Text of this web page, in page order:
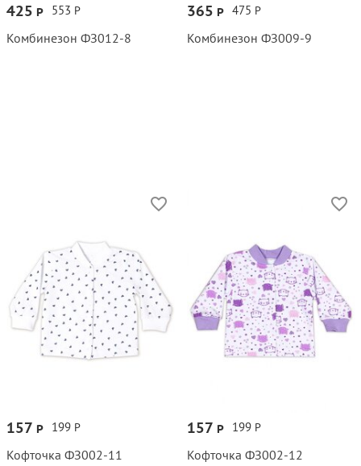
553 Р
425 Р
Комбинезон ФЗ012‑8
475 Р
365 Р
Комбинезон ФЗ009‑9
199 Р
157 Р
Кофточка ФЗ002‑11
199 Р
157 Р
Кофточка ФЗ002‑12